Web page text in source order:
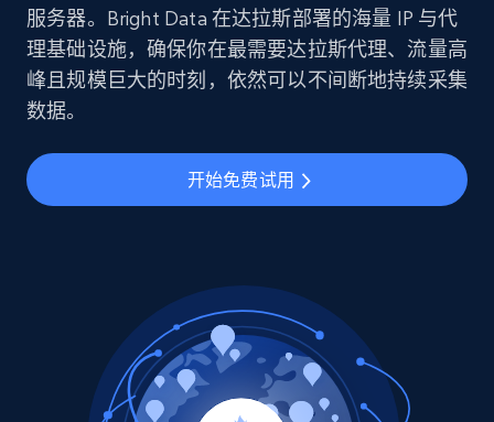
服务器。Bright Data 在达拉斯部署的海量 IP 与代
理基础设施，确保你在最需要达拉斯代理、流量高
峰且规模巨大的时刻，依然可以不间断地持续采集
数据。
开始免费试用